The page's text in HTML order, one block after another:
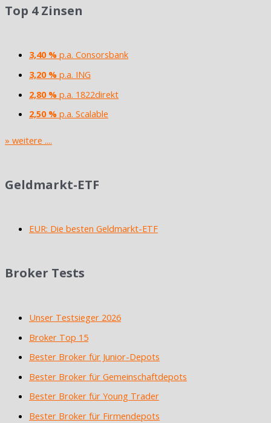
Top 4 Zinsen
3,40 % p.a. Consorsbank
3,20 % p.a. ING
2,80 % p.a. 1822direkt
2,50 % p.a. Scalable
» weitere ....
Geldmarkt-ETF
EUR: Die besten Geldmarkt-ETF
Broker Tests
Unser Testsieger 2026
Broker Top 15
Bester Broker für Junior-Depots
Bester Broker für Gemeinschaftdepots
Bester Broker für Young Trader
Bester Broker für Firmendepots